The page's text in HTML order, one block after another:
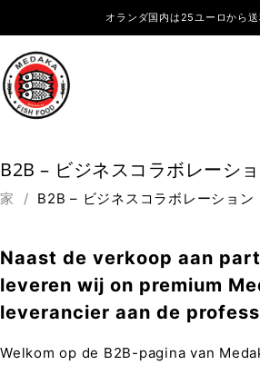
オランダ国内は25ユーロから送
B2B – ビジネスコラボレーシ
家 / B2B – ビジネスコラボレーション
Naast de verkoop aan
leveren wij on premium
leverancier aan de
Welkom op de B2B-pagina van